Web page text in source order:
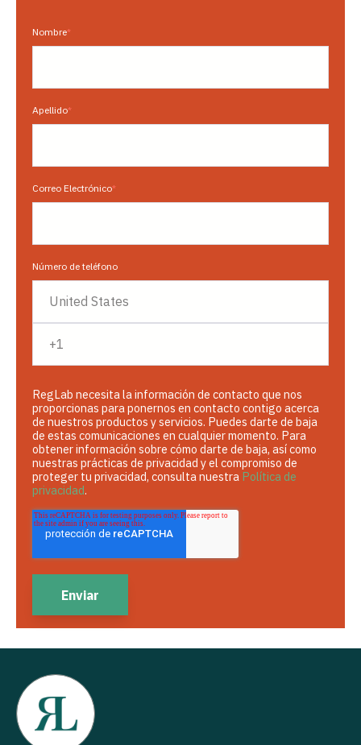
Nombre*
Apellido*
Correo Electrónico*
Número de teléfono
RegLab necesita la información de contacto que nos
proporcionas para ponernos en contacto contigo acerca
de nuestros productos y servicios. Puedes darte de baja
de estas comunicaciones en cualquier momento. Para
obtener información sobre cómo darte de baja, así como
nuestras prácticas de privacidad y el compromiso de
proteger tu privacidad, consulta nuestra Política de
privacidad.